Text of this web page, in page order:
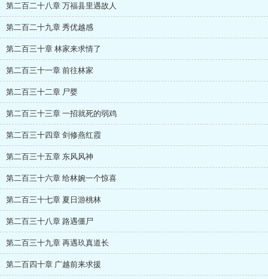
第二百二十八章 万福县里遇故人
第二百二十九章 秀优越感
第二百三十章 林家来求情了
第二百三十一章 前往林家
第二百三十二章 尸婴
第二百三十三章 一招就死的弱鸡
第二百三十四章 剑修燕红霞
第二百三十五章 东风风神
第二百三十六章 给林婉一个惊喜
第二百三十七章 夏日游桃林
第二百三十八章 路遇僵尸
第二百三十九章 再遇玖真道长
第二百四十章 广越前来求援